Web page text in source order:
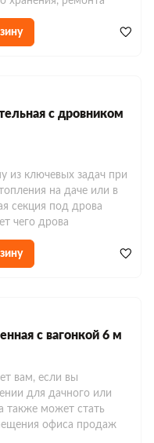
с дровником
из ключевых задач при
на даче или в
секция под дрова
чего дрова
с вагонкой 6 м
вам, если вы
для дачного или
также может стать
офиса продаж